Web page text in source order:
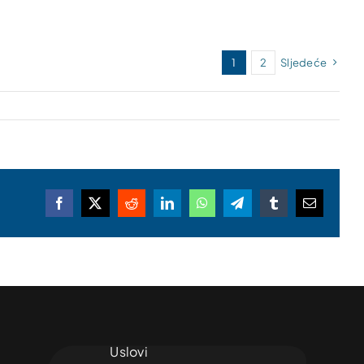
1 2 Sljedeće
Facebook
X RedditLinkedInWhatsAppTelegramTumblrEmail
Uslovi